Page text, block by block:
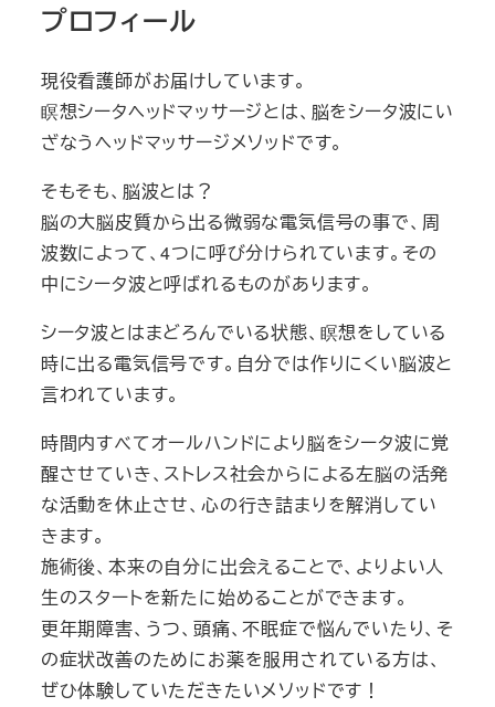
プロフィール
現役看護師がお届けしています。
瞑想シータヘッドマッサージとは、脳をシータ波にい
ざなうヘッドマッサージメソッドです。
そもそも、脳波とは？
脳の大脳皮質から出る微弱な電気信号の事で、周
波数によって、4つに呼び分けられています。その
中にシータ波と呼ばれるものがあります。
シータ波とはまどろんでいる状態、瞑想をしている
時に出る電気信号です。自分では作りにくい脳波と
言われています。
時間内すべてオールハンドにより脳をシータ波に覚
醒させていき、ストレス社会からによる左脳の活発
な活動を休止させ、心の行き詰まりを解消してい
きます。
施術後、本来の自分に出会えることで、よりよい人
生のスタートを新たに始めることができます。
更年期障害、うつ、頭痛、不眠症で悩んでいたり、そ
の症状改善のためにお薬を服用されている方は、
ぜひ体験していただきたいメソッドです！